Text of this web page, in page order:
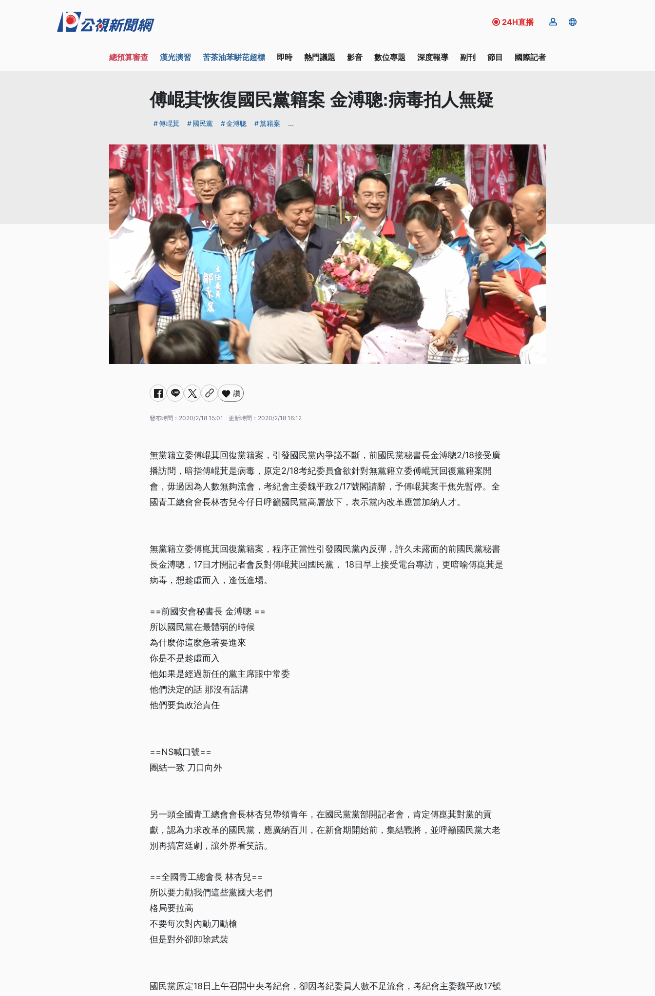
24H直播
總預算審查 漢光演習 苦茶油苯駢芘超標 即時 熱門議題 影音 數位專題 深度報導 副刊 節目 國際記者
傅崐萁恢復國民黨籍案 金溥聰:病毒拍人無疑
傅崐萁 國民黨 金溥聰 黨籍案 ...
讚
發布時間： 2020/2/18 15:01 更新時間： 2020/2/18 16:12
無黨籍立委傅崐萁回復黨籍案，引發國民黨內爭議不斷，前國民黨秘書長金溥聰2/18接受廣
播訪問，暗指傅崐萁是病毒，原定2/18考紀委員會欲針對無黨籍立委傅崐萁回復黨籍案開
會，毋過因為人數無夠流會，考紀會主委魏平政2/17號閣請辭，予傅崐萁案干焦先暫停。全
國青工總會會長林杏兒今仔日呼籲國民黨高層放下，表示黨內改革應當加納人才。
無黨籍立委傅崑萁回復黨籍案，程序正當性引發國民黨內反彈，許久未露面的前國民黨秘書
長金溥聰，17日才開記者會反對傅崐萁回國民黨， 18日早上接受電台專訪，更暗喻傅崑萁是
病毒，想趁虛而入，逢低進場。
==前國安會秘書長 金溥聰 ==
所以國民黨在最體弱的時候
為什麼你這麼急著要進來
你是不是趁虛而入
他如果是經過新任的黨主席跟中常委
他們決定的話 那沒有話講
他們要負政治責任
==NS喊口號==
團結一致 刀口向外
另一頭全國青工總會會長林杏兒帶領青年，在國民黨黨部開記者會，肯定傅崑萁對黨的貢
獻，認為力求改革的國民黨，應廣納百川，在新會期開始前，集結戰將，並呼籲國民黨大老
別再搞宮廷劇，讓外界看笑話。
==全國青工總會長 林杏兒==
所以要力勸我們這些黨國大老們
格局要拉高
不要每次對內動刀動槍
但是對外卻卸除武裝
國民黨原定18日上午召開中央考紀會，卻因考紀委員人數不足流會，考紀會主委魏平政17號